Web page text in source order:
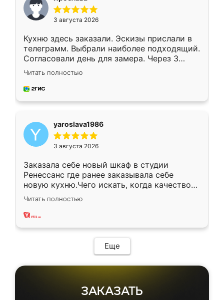
3 августа 2026
Кухню здесь заказали. Эскизы прислали в
телеграмм. Выбрали наиболее подходящий.
Согласовали день для замера. Через 3
недели кухня была уже готова. Остались
довольны работой. Спасибо Ренессанс
мебель за качественную работу!
Читать полностью
yaroslava1986
3 августа 2026
Заказала себе новый шкаф в студии
Ренессанс где ранее заказывала себе
новую кухню.Чего искать, когда качеством
вполне довольна. Служит кухня уже почти
два года, нареканий нет.
Читать полностью
Еще
ЗАКАЗАТЬ